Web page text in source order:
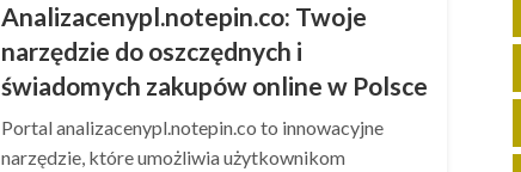
Analizacenypl.notepin.co: Twoje
narzędzie do oszczędnych i
świadomych zakupów online w Polsce
Portal analizacenypl.notepin.co to innowacyjne
narzędzie, które umożliwia użytkownikom